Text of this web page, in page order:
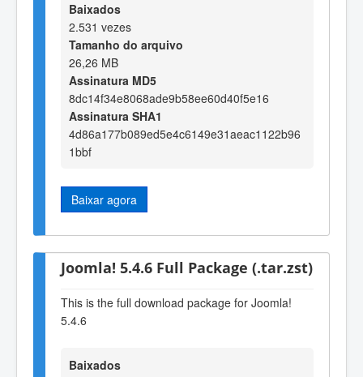
Baixados
2.531 vezes
Tamanho do arquivo
26,26 MB
Assinatura MD5
8dc14f34e8068ade9b58ee60d40f5e16
Assinatura SHA1
4d86a177b089ed5e4c6149e31aeac1122b96
1bbf
Baixar agora
Joomla! 5.4.6 Full Package (.tar.zst)
This is the full download package for Joomla!
5.4.6
Baixados